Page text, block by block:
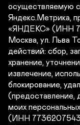
осуществляемую
Яндекс.Метрика,
«ЯНДЕКС» (ИНН
Москва, ул. Льва
действий: сбор,
хранение,
извлечение,
блокирование,
(предоставление,
моих
(ИНН 7736207543,